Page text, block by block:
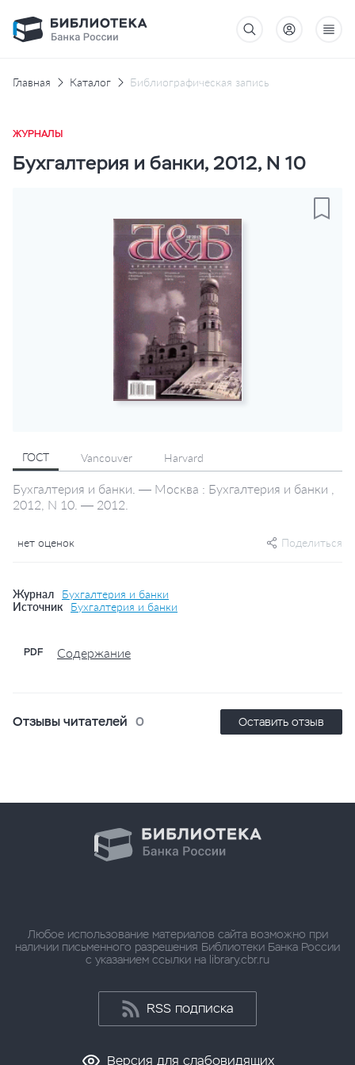
Главная Каталог Библиографическая запись
ЖУРНАЛЫ
Бухгалтерия и банки, 2012, N 10
ГОСТ Vancouver Harvard
Бухгалтерия и банки. — Москва : Бухгалтерия и банки ,
2012, N 10. — 2012.
нет оценок Поделиться
Журнал
Бухгалтерия и банки
Источник
Бухгалтерия и банки
PDF Содержание
Отзывы читателей 0 Оставить отзыв
Любое использование материалов сайта возможно при
наличии письменного разрешения Библиотеки Банка России
с указанием ссылки на library.cbr.ru
RSS подписка
Версия для слабовидящих